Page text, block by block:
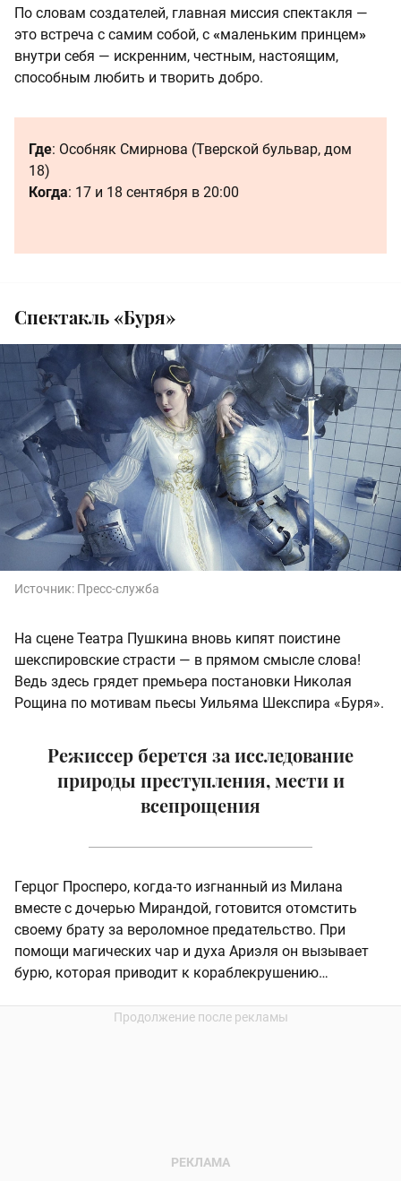
По словам создателей, главная миссия спектакля —
это встреча с самим собой, с «маленьким принцем»
внутри себя — искренним, честным, настоящим,
способным любить и творить добро.
Где: Особняк Смирнова (Тверской бульвар, дом
18)
Когда: 17 и 18 сентября в 20:00
Спектакль «Буря»
Источник: Пресс-служба
На сцене Театра Пушкина вновь кипят поистине
шекспировские страсти — в прямом смысле слова!
Ведь здесь грядет премьера постановки Николая
Рощина по мотивам пьесы Уильяма Шекспира «Буря».
Режиссер берется за исследование
природы преступления, мести и
всепрощения
Герцог Просперо, когда-то изгнанный из Милана
вместе с дочерью Мирандой, готовится отомстить
своему брату за вероломное предательство. При
помощи магических чар и духа Ариэля он вызывает
бурю, которая приводит к кораблекрушению…